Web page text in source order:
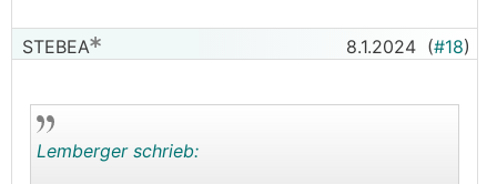
──────..
Ich würde fast behaupten dass alles normal
abläuft.
STEBEA 8.1.2024 (#18)
Lemberger schrieb: